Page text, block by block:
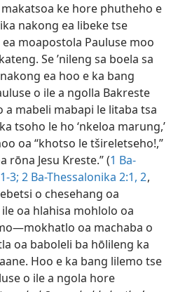
ke hore phutheho e
nakong ea libeke tse
moapostola Pauluse moo
Se ’nileng sa boela sa
ea hoo e ka bang
o ile a ngolla Bakreste
a mabeli mabapi le litaba tsa
tsoho le ho ‘nkeloa marung,’
oa “khotso le tšireletseho!,”
rōna Jesu Kreste.” (1 Ba-
3; 2 Ba-Thessalonika 2:1, 2,
o chesehang oa
oa hlahisa mohlolo oa
oa machaba o
oa baboleli ba hōlileng ka
Hoo e ka bang lilemo tse
o ile a ngola hore